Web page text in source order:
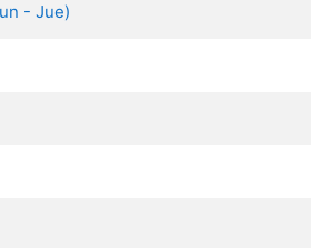
- Jue)